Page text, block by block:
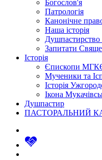
Богослов'я
Патрологія
Канонічне
Наша історія
Душпастирство
Запитати
Історія
Єпископи
Мученики та
Історія
Ікона
Душпастир
ПАСТОРАЛЬНИЙ